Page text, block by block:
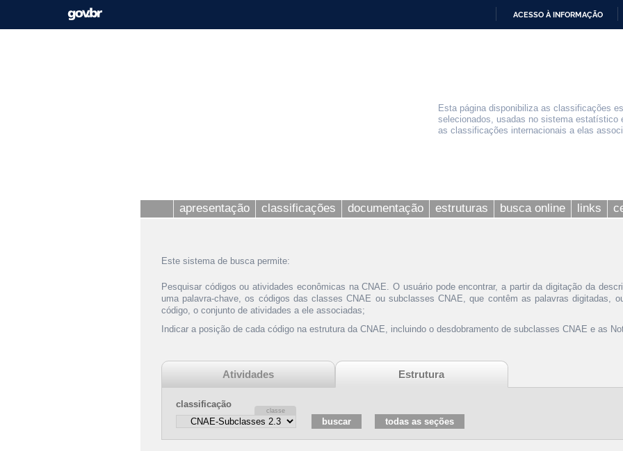
ACESSO À INFORMAÇÃO
Esta página disponibiliza as classificações
selecionados, usadas no sistema
as classificações internacionais a elas
apresentação classificações documentação estruturas busca online links
Este sistema de busca permite:
Pesquisar códigos ou atividades econômicas na CNAE. O usuário pode encontrar, a partir da digitação da
uma palavra-chave, os códigos das classes CNAE ou subclasses CNAE, que contêm as palavras digitadas,
código, o conjunto de atividades a ele associadas;
Indicar a posição de cada código na estrutura da CNAE, incluindo o desdobramento de subclasses CNAE e as
Atividades Estrutura
classificação